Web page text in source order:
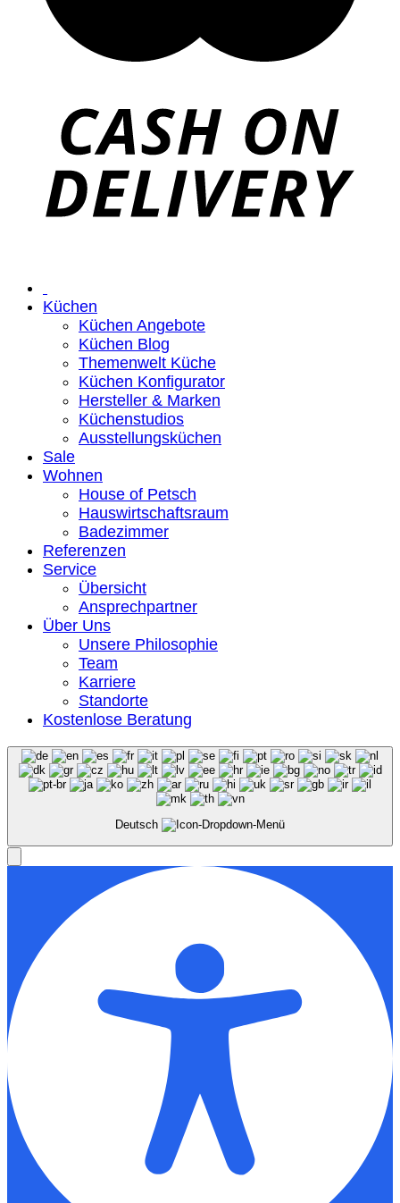
Küchen
Küchen Angebote
Küchen Blog
Themenwelt Küche
Küchen Konfigurator
Hersteller & Marken
Küchenstudios
Ausstellungsküchen
Sale
Wohnen
House of Petsch
Hauswirtschaftsraum
Badezimmer
Referenzen
Service
Übersicht
Ansprechpartner
Über Uns
Unsere Philosophie
Team
Karriere
Standorte
Kostenlose Beratung
Deutsch